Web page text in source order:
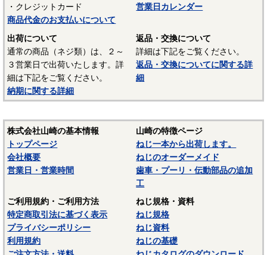
結晶性のエンジニアリングプラスチックです。強靭な材料
で摩擦係数が小さく、しかも耐摩耗性で、自己潤滑性に優れ
ています。耐油性、耐薬品性もよいので機械材料に最適な材
料でありますが、吸湿性が高いので設計上配慮しなければな
らないという問題点もあります。
■ポリスライダー
優れたポリアミドの性質を活かし組成中に黒鉛粒子を均一
に分散させ、浮遊状態にある黒鉛粒子をテープの表面に偏平
状の黒鉛層となるよう製造されたものです。面圧によるクリ
ープ変形はほとんどなく、耐クリープ性、摩擦・摩耗性に優
れておりスラストワッシャーとして各種構造用機器部品に用
いられています。
（以上はサンコーインダストリー様資料抜粋）
表面処理：生地
表面処理を施していない、素材そのままの状態です。鉄の
・クレジットカード
商品代金のお支払いについて
営業日カレンダー
出荷について
通常の商品（ネジ類）は、２～
３営業日で出荷いたします。詳
細は下記をご覧ください。
納期に関する詳細
返品・交換について
詳細は下記をご覧ください。
返品・交換についてに関する詳
細
株式会社山崎の基本情報
トップページ
会社概要
営業日・営業時間
山崎の特徴ページ
ねじ一本から出荷します。
ねじのオーダーメイド
歯車・プーリ・伝動部品の追加
工
ご利用規約・ご利用方法
特定商取引法に基づく表示
プライバシーポリシー
利用規約
ねじ規格・資料
ねじ規格
ねじ資料
ねじの基礎